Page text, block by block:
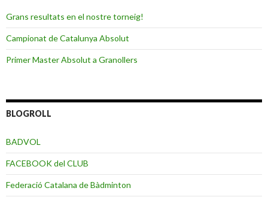
Grans resultats en el nostre torneig!
Campionat de Catalunya Absolut
Primer Master Absolut a Granollers
BLOGROLL
BADVOL
FACEBOOK del CLUB
Federació Catalana de Bàdminton